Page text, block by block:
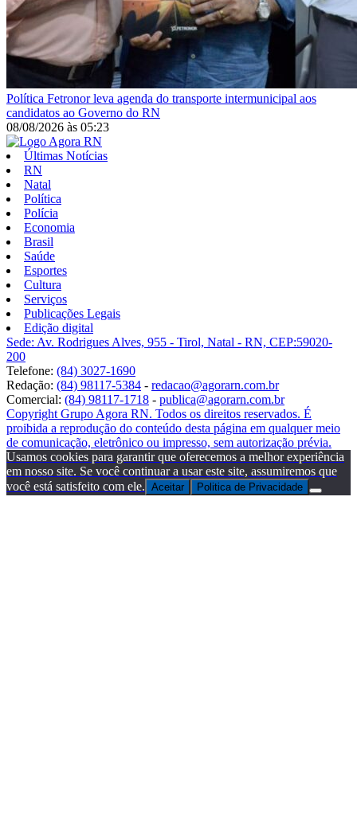
Política Fetronor leva agenda do transporte intermunicipal aos
candidatos ao Governo do RN
08/08/2026 às 05:23
Últimas Notícias
RN
Natal
Política
Polícia
Economia
Brasil
Saúde
Esportes
Cultura
Serviços
Publicações Legais
Edição digital
Sede: Av. Rodrigues Alves, 955 - Tirol, Natal - RN, CEP:59020-
200
Telefone: (84) 3027-1690
Redação: (84) 98117-5384 - redacao@agorarn.com.br
Comercial: (84) 98117-1718 - publica@agorarn.com.br
Copyright Grupo Agora RN. Todos os direitos reservados. É
proibida a reprodução do conteúdo desta página em qualquer meio
de comunicação, eletrônico ou impresso, sem autorização prévia.
Usamos cookies para garantir que oferecemos a melhor experiência
em nosso site. Se você continuar a usar este site, assumiremos que
você está satisfeito com ele. Aceitar Politica de Privacidade